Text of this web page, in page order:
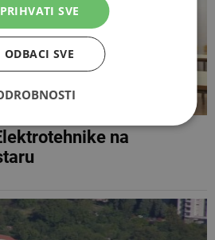
na
PRIHVATI SVE
ODBACI SVE